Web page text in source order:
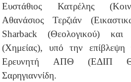
Ευστάθιος Κατρέλης
Αθανάσιος Τερζιάν
Sharback (Θεολογικού)
(Χημείας), υπό την επίβλεψη
Ερευνητή ΑΠΘ (ΕΔΙΠ
Σαρηγιαννίδη.